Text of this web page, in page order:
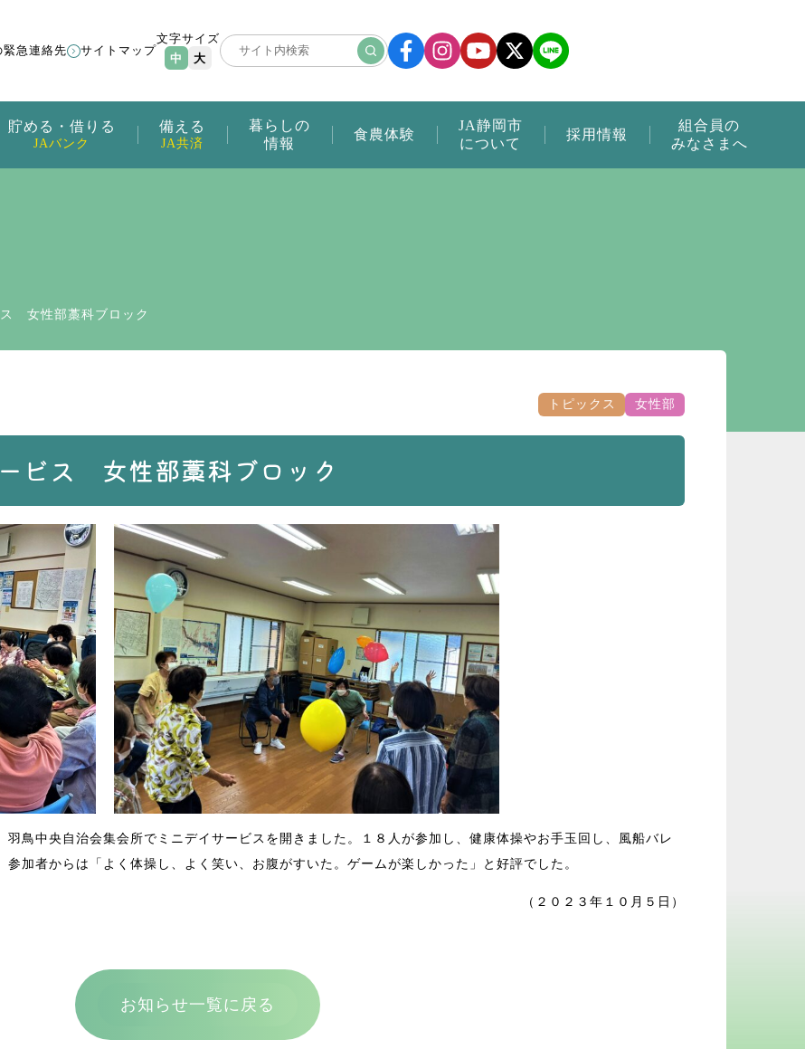
貯める・借りる
JAバンク
備える
JA共済
暮らしの
情報
食農体験
JA静岡市
について
採用情報
組合員の
みなさまへ
緊急連絡先 サイトマップ
文字サイズ
中
大
女性部藁科ブロック
トピックス 女性部
ビス 女性部藁科ブロック
鳥中央自治会集会所でミニデイサービスを開きました。１８人が参加し、健康体操やお手玉回し、風船バレ
加者からは「よく体操し、よく笑い、お腹がすいた。ゲームが楽しかった」と好評でした。
（２０２３年１０月５日）
お知らせ一覧に戻る